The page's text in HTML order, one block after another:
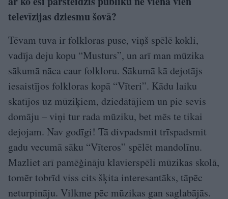
televīzijas dziesmu šovā?
Tēvam tuva ir folkloras puse, viņš spēlē kokli,
vadīja deju kopu “Musturs”, un arī man mūzika
sākumā nāca caur folkloru. Sākumā kā dejotājs
iesaistījos folkloras kopā “Vīteri”. Kādu laiku
skatījos uz mūziķiem, dziedātājiem un pie sevis
domāju – viņi tur rada mūziku, bet mēs te tikai
dejojam. Nav godīgi! Tā divpadsmit trīspadsmit
gadu vecumā sāku “Vīteros” spēlēt mandolīnu.
Mazliet arī pamēģināju klavierspēli mūzikas skolā,
tomēr tobrīd viss cits šķita interesantāks, tāpēc
neturpināju. Vilkme pēc mūzikas gan saglabājās.